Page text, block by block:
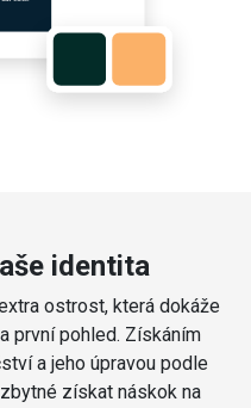
identita
ostrost, která dokáže
první pohled. Získáním
a jeho úpravou podle
získat náskok na